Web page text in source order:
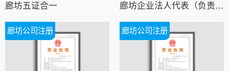
廊坊五证合一 廊坊企业法人代表（负责人）及董监事经理变更
廊坊公司注册 廊坊公司注册